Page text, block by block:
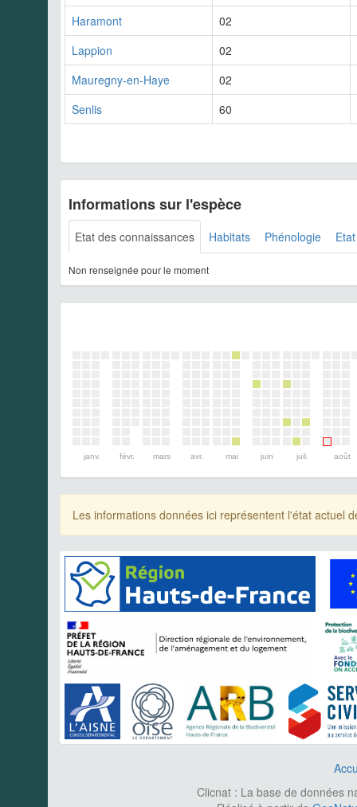
Haramont
02
Lappion
02
Mauregny-en-Haye
02
Senlis
60
Informations sur l'espèce
Etat des connaissances Habitats Phénologie
Non renseignée pour le moment
janv. févr. mars avr. mai juin juil. août
Les informations données ici représentent l'état actuel
Clicnat : La base de données